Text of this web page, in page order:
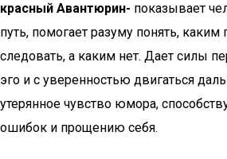
красный Авантюрин- показывает
путь, помогает разуму понять,
следовать, а каким нет. Дает силы
эго и с уверенностью двигаться
утерянное чувство юмора,
ошибок и прощению себя.